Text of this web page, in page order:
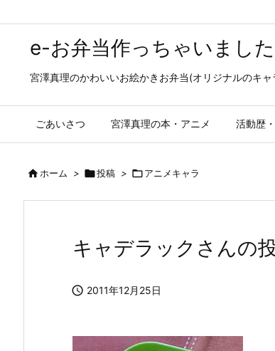
e-お弁当作っちゃいまし
宮澤真理のかわいいお絵かきお弁当(オリジナルのキ
ごあいさつ 宮澤真理の本・アニメ 活動歴
ホーム > 投稿 > アニメキャラ
キャデラックさん
 2011年12月25日